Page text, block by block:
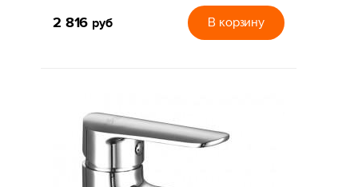
2 816 руб В корзину